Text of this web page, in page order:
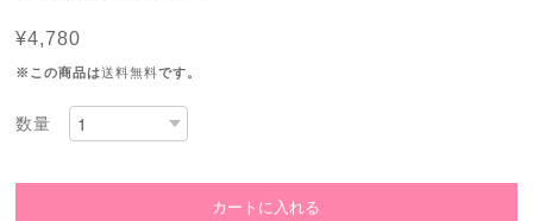
¥4,780
※この商品は送料無料です。
数量